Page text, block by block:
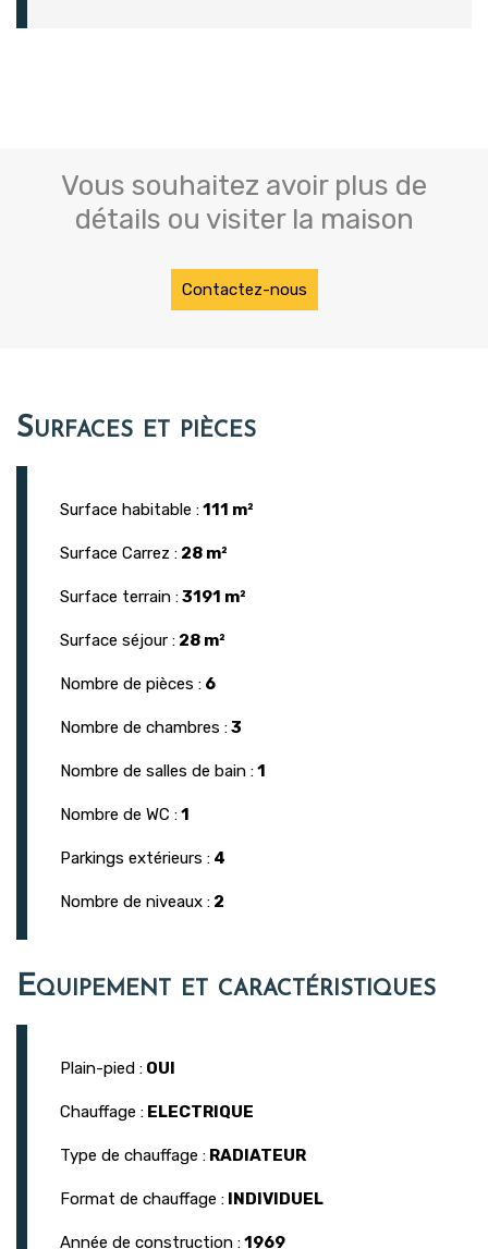
Vous souhaitez avoir plus de
détails ou visiter la maison
Contactez-nous
Surfaces et pièces
Surface habitable :111 m²
Surface Carrez : 28 m²
Surface terrain :3191 m²
Surface séjour : 28 m²
Nombre de pièces : 6
Nombre de chambres :3
Nombre de salles de bain :1
Nombre de WC :1
Parkings extérieurs : 4
Nombre de niveaux : 2
Equipement et caractéristiques
Plain-pied : OUI
Chauffage : ELECTRIQUE
Type de chauffage : RADIATEUR
Format de chauffage : INDIVIDUEL
Année de construction :1969